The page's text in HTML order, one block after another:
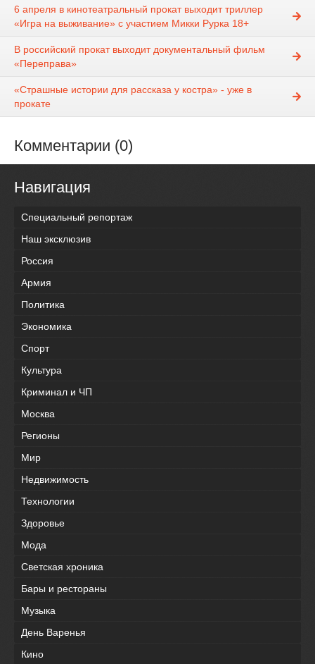
6 апреля в кинотеатральный прокат выходит триллер
«Игра на выживание» с участием Микки Рурка 18+
В российский прокат выходит документальный фильм
«Переправа»
«Страшные истории для рассказа у костра» - уже в
прокате
Комментарии (0)
Навигация
Специальный репортаж
Наш эксклюзив
Россия
Армия
Политика
Экономика
Спорт
Культура
Криминал и ЧП
Москва
Регионы
Мир
Недвижимость
Технологии
Здоровье
Мода
Светская хроника
Бары и рестораны
Музыка
День Варенья
Кино